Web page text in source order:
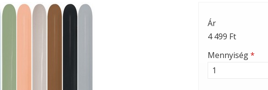
Ár
4 499 Ft
Mennyiség*